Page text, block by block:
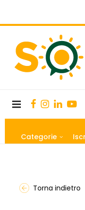
Categorie
Torna indietro